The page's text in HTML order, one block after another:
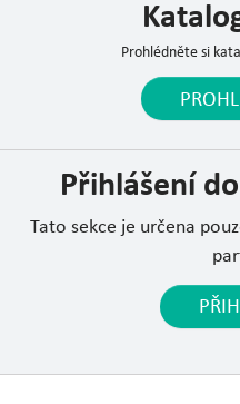
Prohlédněte si
Přihlášení
Tato sekce je určena